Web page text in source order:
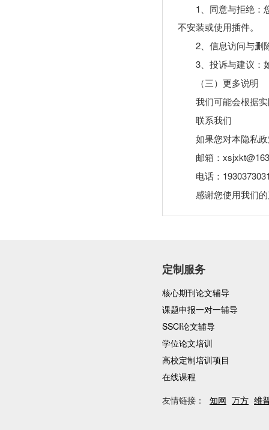
1、同意与拒绝：
不安装或使用插件。
2、信息访问与删
3、投诉与建议：
（三）更多说明
我们可能会根据
联系我们
如果您对本隐私
邮箱：
电话：
感谢您使用我们
定制服务
核心期刊论文辅导
课题申报一对一辅导
SSCI论文辅导
学位论文培训
高校定制培训项目
在线课程
友情链接：
知网 万方 维